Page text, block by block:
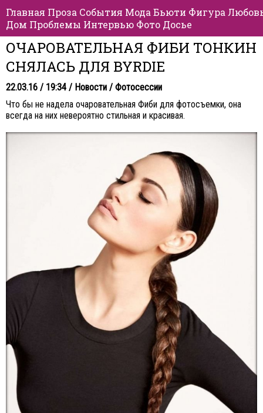
Главная Проза События Мода Бьюти Фигура
Дом Проблемы Интервью Фото Досье
ОЧАРОВАТЕЛЬНАЯ ФИБИ ТОНКИН
СНЯЛАСЬ ДЛЯ BYRDIE
22.03.16 / 19:34 / Новости / Фотосессии
Что бы не надела очаровательная Фиби для фотосъемки, она
всегда на них невероятно стильная и красивая.